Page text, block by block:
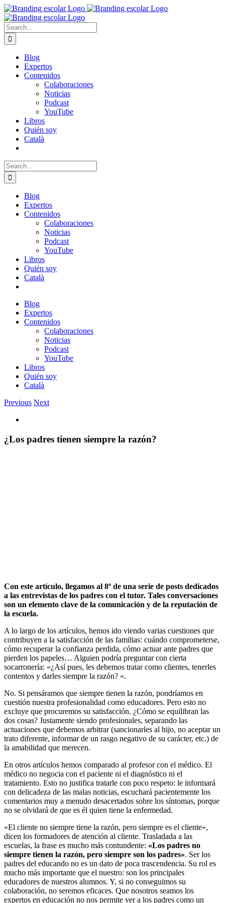
Skip
to
content
Search
for:
Blog
Expertos
Contenidos
Colaboraciones
Noticias
Podcast
YouTube
Libros
Quién soy
Català
Search
for:
Blog
Expertos
Contenidos
Colaboraciones
Noticias
Podcast
YouTube
Libros
Quién soy
Català
Blog
Expertos
Contenidos
Colaboraciones
Noticias
Podcast
YouTube
Libros
Quién soy
Català
Previous Next
Image
¿Los padres tienen siempre la razón?
Con este artículo, llegamos al 8º de una serie de posts dedicados
a las entrevistas de los padres con el tutor. Tales conversaciones
son un elemento clave de la comunicación y de la reputación de
la escuela.
A lo largo de los artículos, hemos ido viendo varias cuestiones que
contribuyen a la satisfacción de las familias: cuándo comprometerse,
cómo recuperar la confianza perdida, cómo actuar ante padres que
pierden los papeles… Alguien podría preguntar con cierta
socarronería: «¿Así pues, les debemos tratar como clientes, tenerles
contentos y darles siempre la razón? «.
No. Si pensáramos que siempre tienen la razón, pondríamos en
cuestión nuestra profesionalidad como educadores. Pero esto no
excluye que procuremos su satisfacción. ¿Cómo se equilibran las
dos cosas? Justamente siendo profesionales, separando las
actuaciones que debemos arbitrar (sancionarles al hijo, no aceptar un
trato diferente, informar de un rasgo negativo de su carácter, etc.) de
la amabilidad que merecen.
En otros artículos hemos comparado al profesor con el médico. El
médico no negocia con el paciente ni el diagnóstico ni el
tratamiento. Esto no justifica tratarle con poco respeto: le informará
con delicadeza de las malas noticias, escuchará pacientemente los
comentarios muy a menudo desacertados sobre los síntomas, porque
no se olvidará de que es él quien tiene la enfermedad.
«El cliente no siempre tiene la razón, pero siempre es el cliente»,
dicen los formadores de atención al cliente. Trasladada a las
escuelas, la frase es mucho más contundente: «Los padres no
siempre tienen la razón, pero siempre son los padres». Ser los
padres del educando no es un dato de poca trascendencia. Su rol es
mucho más importante que el nuestro: son los principales
educadores de nuestros alumnos. Y, si no conseguimos su
colaboración, no seremos eficaces. Que nosotros seamos los
expertos en educación no nos permite ver a los padres como un